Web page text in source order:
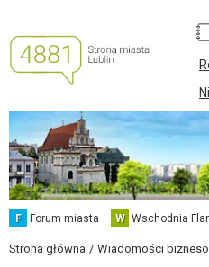
F Forum miasta W Wschodnia
Strona główna Wiadomości